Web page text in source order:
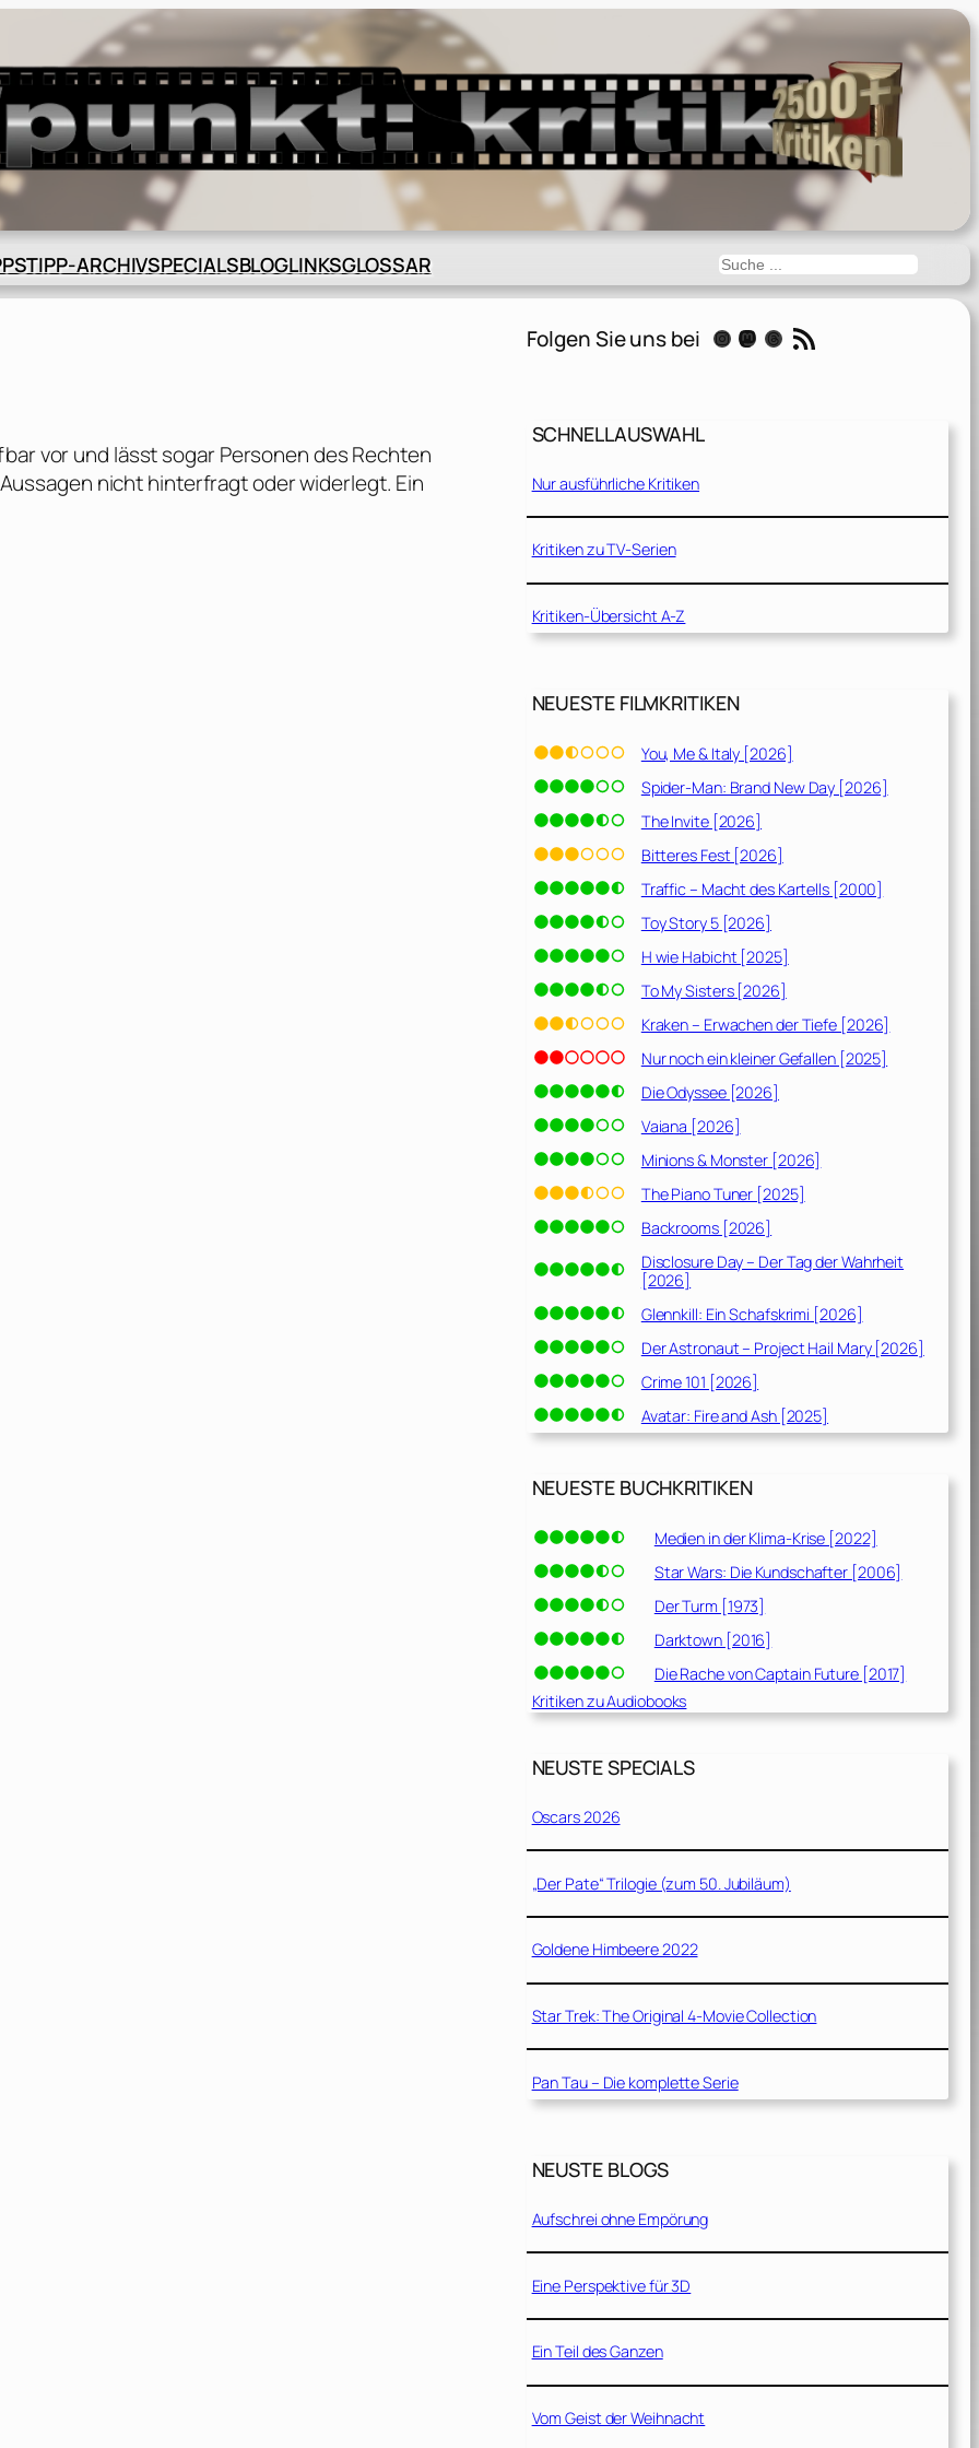
TIPP-ARCHIVSPECIALSBLOGLINKSGLOSSAR Suchen
vor und lässt sogar Personen des Rechten
nicht hinterfragt oder widerlegt. Ein
Folgen Sie uns bei Instagram Mastodon Threads RSS-Feed
SCHNELLAUSWAHL
Nur ausführliche Kritiken
Kritiken zu TV-Serien
Kritiken-Übersicht A-Z
NEUESTE FILMKRITIKEN
You, Me & Italy [2026]
Spider-Man: Brand New Day [2026]
The Invite [2026]
Bitteres Fest [2026]
Traffic – Macht des Kartells [2000]
Toy Story 5 [2026]
H wie Habicht [2025]
To My Sisters [2026]
Kraken – Erwachen der Tiefe [2026]
Nur noch ein kleiner Gefallen [2025]
Die Odyssee [2026]
Vaiana [2026]
Minions & Monster [2026]
The Piano Tuner [2025]
Backrooms [2026]
Disclosure Day – Der Tag der Wahrheit
[2026]
Glennkill: Ein Schafskrimi [2026]
Der Astronaut – Project Hail Mary [2026]
Crime 101 [2026]
Avatar: Fire and Ash [2025]
NEUESTE BUCHKRITIKEN
Medien in der Klima-Krise [2022]
Star Wars: Die Kundschafter [2006]
Der Turm [1973]
Darktown [2016]
Die Rache von Captain Future [2017]
Kritiken zu Audiobooks
NEUSTE SPECIALS
Oscars 2026
„Der Pate“ Trilogie (zum 50. Jubiläum)
Goldene Himbeere 2022
Star Trek: The Original 4-Movie Collection
Pan Tau – Die komplette Serie
NEUSTE BLOGS
Aufschrei ohne Empörung
Eine Perspektive für 3D
Ein Teil des Ganzen
Vom Geist der Weihnacht